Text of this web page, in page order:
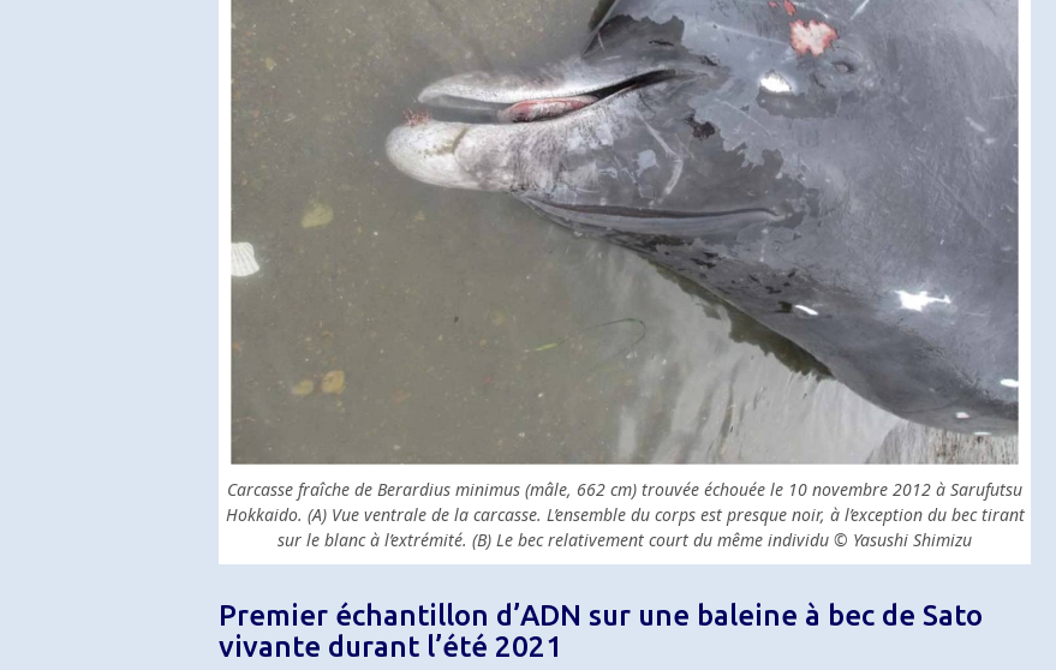
Carcasse fraîche de Berardius minimus (mâle, 662 cm) trouvée échouée le 10 novembre 2012 à Sarufutsu
Hokkaido. (A) Vue ventrale de la carcasse. L’ensemble du corps est presque noir, à l’exception du bec tirant
sur le blanc à l’extrémité. (B) Le bec relativement court du même individu © Yasushi Shimizu
Premier échantillon d’ADN sur une baleine à bec de Sato
vivante durant l’été 2021